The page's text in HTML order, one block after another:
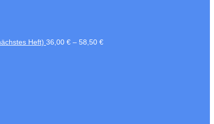
Heft) 36,00 € – 58,50 €